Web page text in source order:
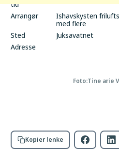
tid
Arrangør
Ishavskysten
med flere
Sted
Juksavatnet
Adresse
Foto:Tine arie
Kopier lenke